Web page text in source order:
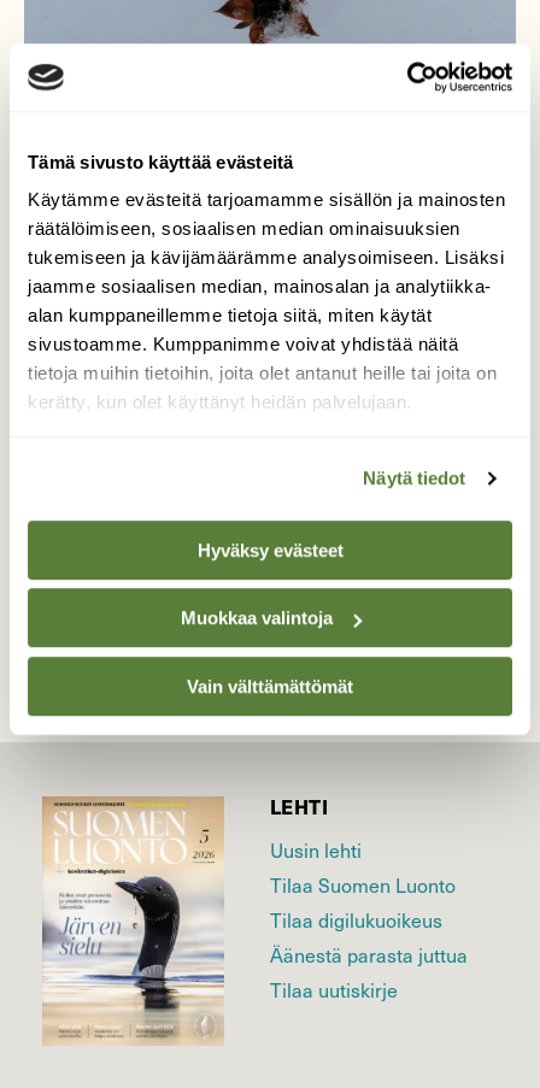
Tämä sivusto käyttää evästeitä
Käytämme evästeitä tarjoamamme sisällön ja mainosten
räätälöimiseen, sosiaalisen median ominaisuuksien
tukemiseen ja kävijämäärämme analysoimiseen. Lisäksi
jaamme sosiaalisen median, mainosalan ja analytiikka-
alan kumppaneillemme tietoja siitä, miten käytät
sivustoamme. Kumppanimme voivat yhdistää näitä
tietoja muihin tietoihin, joita olet antanut heille tai joita on
kerätty, kun olet käyttänyt heidän palvelujaan.
Näytä tiedot
Hyväksy evästeet
Muokkaa valintoja
Vain välttämättömät
Talven tähti
Kaunis hangella, vaikka lienee
pensashanhikki, puutarhakasvi.
TAKAISIN LISTAAN
LEHTI
Uusin lehti
Tilaa Suomen Luonto
Tilaa digilukuoikeus
Äänestä parasta juttua
Tilaa uutiskirje